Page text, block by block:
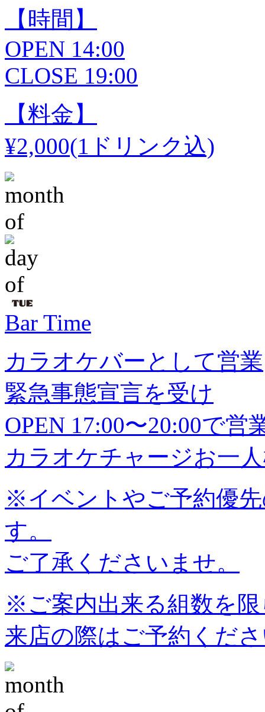
【時間】
OPEN 14:00
CLOSE 19:00
【料金】
¥2,000(1ドリンク込)
Bar Time
カラオケバーとして営業
緊急事態宣言を受け
OPEN 17:00〜20:00で営
カラオケチャージお一
※イベントやご予約優
す。
ご了承くださいませ。
※ご案内出来る組数を
来店の際はご予約くだ